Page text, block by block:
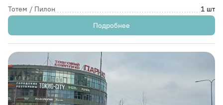
Тотем / Пилон
1 шт
Подробнее